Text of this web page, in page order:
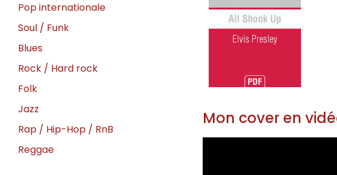
Pop internationale
Soul / Funk
Blues
Rock / Hard rock
Folk
Jazz
Rap / Hip-Hop / RnB
Reggae
Mon cover en